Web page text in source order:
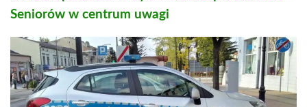
Seniorów w centrum uwagi